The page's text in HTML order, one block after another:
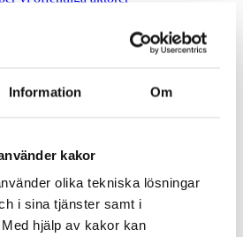
Information Om
kakor
olika tekniska lösningar
i sina tjänster samt i
hjälp av kakor kan
och resultat
Finlands strategi 2030
och genomslag